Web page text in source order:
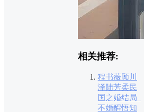
相关推荐:
程书薇顾川
泽陆芳柔民
国之婚结局_
不婚醒悟知